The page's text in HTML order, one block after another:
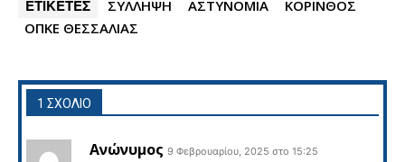
ΕΤΙΚΕΤΕΣ ΣΥΛΛΗΨΗ ΑΣΤΥΝΟΜΙΑ
ΚΟΡΙΝΘΟΣ
ΟΠΚΕ ΘΕΣΣΑΛΙΑΣ
1 ΣΧΟΛΙΟ
Ανώνυμος 9 Φεβρουαρίου, 2025 στο 15:25